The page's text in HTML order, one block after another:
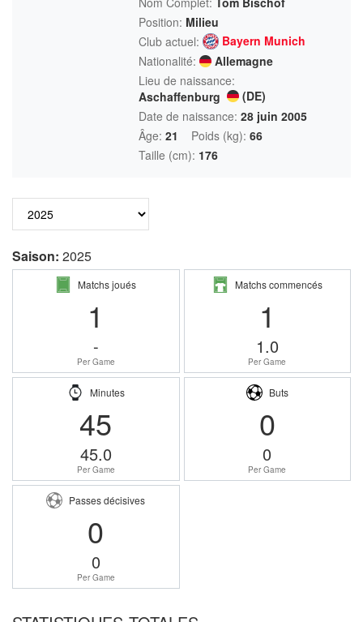
Position: Milieu
Club actuel:
Bayern Munich
Nationalité:
Allemagne
Lieu de naissance:
Aschaffenburg
(DE)
Date de naissance: 28 juin 2005
Âge: 21 Poids (kg): 66
Taille (cm): 176
Saison: 2025
Matchs joués
1
-
Per Game
Matchs commencés
1
1.0
Per Game
Minutes
45
45.0
Per Game
Buts
0
0
Per Game
Passes décisives
0
0
Per Game